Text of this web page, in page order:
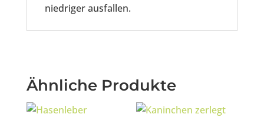
niedriger ausfallen.
Ähnliche Produkte